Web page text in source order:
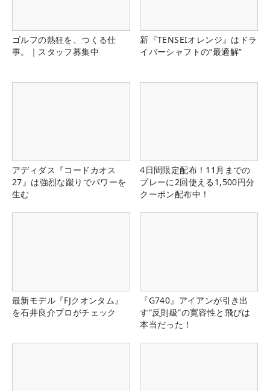
ゴルフの熱狂を、つくる仕
事。｜スタッフ募集中
新『TENSEIオレンジ』はドラ
イバーシャフトの“最適解”
アディダス『コードカオス
27』は強烈な蹴りでパワーを
生む
4日間限定配布！11月までの
プレーに2回使える1,500円分
クーポン配布中！
最新モデル『FJクオンタム』
を石井良介プロがチェック
『G740』アイアンが引き出
す“反則級”の寛容性と飛びは
本当だった！